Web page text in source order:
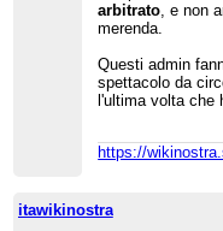
arbitrato , e non
merenda.
Questi admin
spettacolo da
l'ultima volta che
https://
itawikinostra